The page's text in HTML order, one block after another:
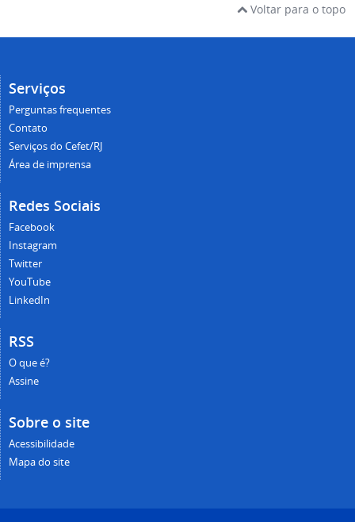
Voltar para o topo
Serviços
Perguntas frequentes
Contato
Serviços do Cefet/RJ
Área de imprensa
Redes Sociais
Facebook
Instagram
Twitter
YouTube
LinkedIn
RSS
O que é?
Assine
Sobre o site
Acessibilidade
Mapa do site